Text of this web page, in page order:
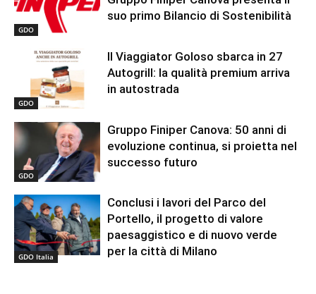
GDO
suo primo Bilancio di Sostenibilità
GDO
Il Viaggiator Goloso sbarca in 27
Autogrill: la qualità premium arriva
in autostrada
GDO
Gruppo Finiper Canova: 50 anni di
evoluzione continua, si proietta nel
successo futuro
GDO Italia
Conclusi i lavori del Parco del
Portello, il progetto di valore
paesaggistico e di nuovo verde
per la città di Milano